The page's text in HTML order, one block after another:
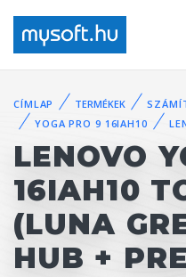
CÍMLAP TERMÉKEK
YOGA PRO 9 16IAH10
LENOVO
16IAH10
(LUNA
HUB +